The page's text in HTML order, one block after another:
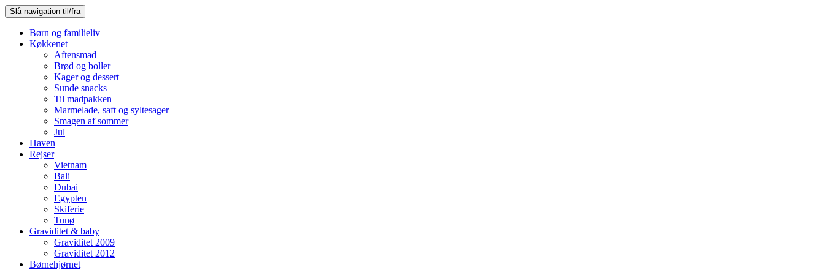
Slå navigation til/fra
Børn og familieliv
Køkkenet
Aftensmad
Brød og boller
Kager og dessert
Sunde snacks
Til madpakken
Marmelade, saft og syltesager
Smagen af sommer
Jul
Haven
Rejser
Vietnam
Bali
Dubai
Egypten
Skiferie
Tunø
Graviditet & baby
Graviditet 2009
Graviditet 2012
Børnehjørnet